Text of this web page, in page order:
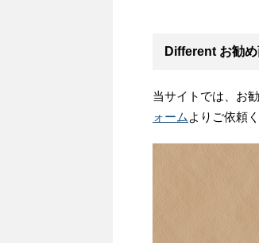
Different お勧
当サイトでは、お
ォーム よりご依頼